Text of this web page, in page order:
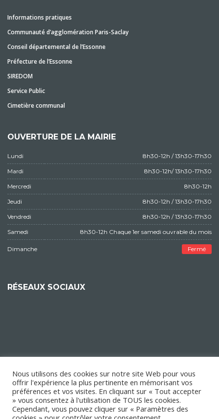
Informations pratiques
Communauté d’agglomération Paris-Saclay
Conseil départemental de l’Essonne
Préfecture de l’Essonne
SIREDOM
Service Public
Cimetière communal
OUVERTURE DE LA MAIRIE
Lundi 8h30-12h / 13h30-17h30
Mardi 8h30-12h/ 13h30-17h30
Mercredi 8h30-12h
Jeudi 8h30-12h / 13h30-17h30
Vendredi 8h30-12h / 13h30-17h30
Samedi 8h30-12h Chaque 1er samedi ouvrable du mois
Dimanche Fermé
RÉSEAUX SOCIAUX
Nous utilisons des cookies sur notre site Web pour vous
offrir l'expérience la plus pertinente en mémorisant vos
préférences et vos visites. En cliquant sur « Tout accepter
» vous consentez à l'utilisation de TOUS les cookies.
Cependant, vous pouvez cliquer sur « Paramètres des